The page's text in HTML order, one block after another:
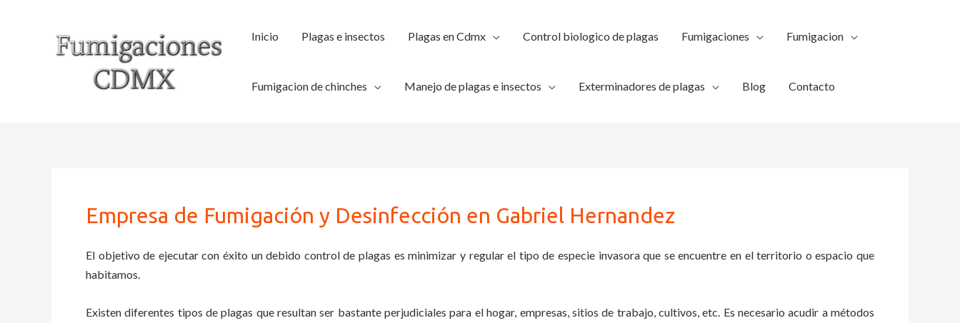
Inicio Plagas e insectos Plagas en Cdmx Control biologico de plagas Fumigaciones Fumigacion
Fumigacion de chinches Manejo de plagas e insectos Exterminadores de plagas Blog Contacto
Empresa de Fumigación y Desinfección en Gabriel Hernandez
El objetivo de ejecutar con éxito un debido control de plagas es minimizar y regular el tipo de especie invasora que se encuentre en el territorio o espacio que
habitamos.
Existen diferentes tipos de plagas que resultan ser bastante perjudiciales para el hogar, empresas, sitios de trabajo, cultivos, etc. Es necesario acudir a métodos